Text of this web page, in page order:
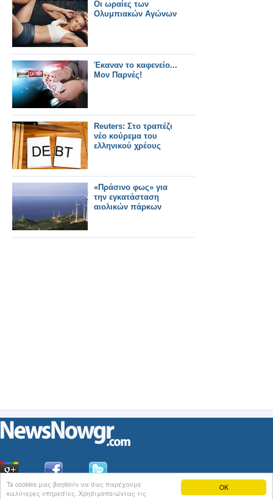
OK
Ta cookies μας βοηθούν να σας παρέχουμε
καλύτερες υπηρεσίες. Χρησιμοποιώντας τις
Οι ωραίες των
Ολυμπιακών Αγώνων
Έκαναν το καφενείο...
Μον Παρνές!
Reuters: Στο τραπέζι
νέο κούρεμα του
ελληνικού χρέους
«Πράσινο φως» για
την εγκατάσταση
αιολικών πάρκων